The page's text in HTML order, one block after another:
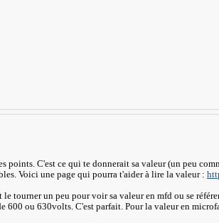
points. C'est ce qui te donnerait sa valeur (un peu
Voici une page qui pourra t'aider à lire la valeur :
tourner un peu pour voir sa valeur en mfd ou se
600 ou 630volts. C'est parfait. Pour la valeur en